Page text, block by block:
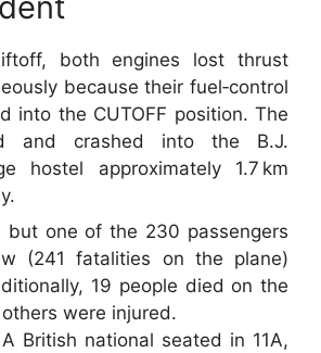
both engines lost thrust
because their fuel‑control
into the CUTOFF position. The
and crashed into the B.J.
hostel approximately 1.7 km
but one of the 230 passengers
(241 fatalities on the plane)
19 people died on the
were injured.
A British national seated in 11A,